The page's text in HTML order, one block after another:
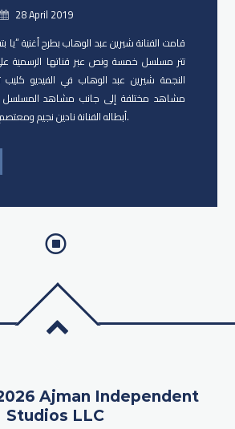
28 April 2019
قامت الفنانة شيرين عبد الوهاب بطرح أغنية
تتر مسلسل خمسة ونص عبر قناتها الرسمية
النجمة شيرين عبد الوهاب في الفيديو
مشاهد مختلفة إلى جانب مشاهد المسلسل
أبطاله الفنانة نادين نجيم ومعتصم النهار وقصي خولي.
Ajman Independent
Studios LLC